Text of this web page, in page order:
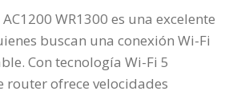
WR1300 es una excelente
buscan una conexión Wi-Fi
Con tecnología Wi-Fi 5
router ofrece velocidades